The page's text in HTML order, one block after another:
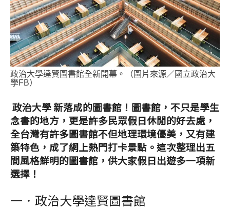
政治大學達賢圖書館全新開幕。（圖片來源／國立政治大
學FB）
政治大學 新落成的圖書館！圖書館，不只是學生
念書的地方，更是許多民眾假日休閒的好去處，
全台灣有許多圖書館不但地理環境優美，又有建
築特色，成了網上熱門打卡景點。這次整理出五
間風格鮮明的圖書館，供大家假日出遊多一項新
選擇！
一．政治大學達賢圖書館